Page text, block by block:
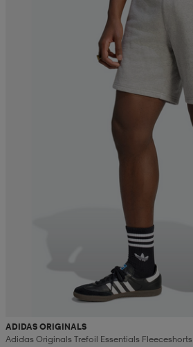
ADIDAS ORIGINALS
Adidas Originals Trefoil Essentials Fleeceshorts